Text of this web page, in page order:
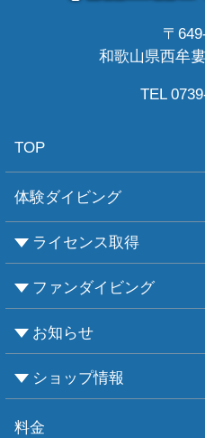
〒
和歌山県西牟
TEL
TOP
体験ダイビング
ライセンス取得
CMASについて
PADIについて
Ｃカードライセンス取得
レベルアップCMAS
レベルアップPADI
インストラクターコース
エンリッチド・エア・ナイ
ファンダイビング
ビーチダイビング
ボートダイビング
セルフダイビング
レンタル器材
お知らせ
お知らせ
お天気情報
フォトグラフィ
ツアー情報
ショップ情報
ショップ情報
アクセス
ダイビングポイント
ショップボート「かもめ」
スタッフ紹介
宿泊施設
リンク集
お問い合わせ
料金